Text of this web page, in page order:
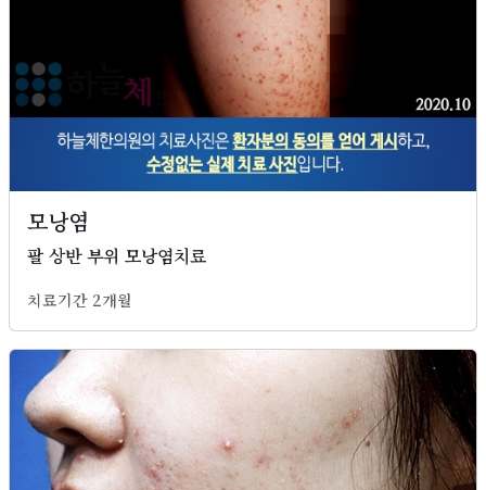
모낭염
팔 상반 부위 모낭염치료
치료기간 2개월